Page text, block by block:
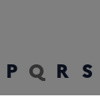
P Q R S